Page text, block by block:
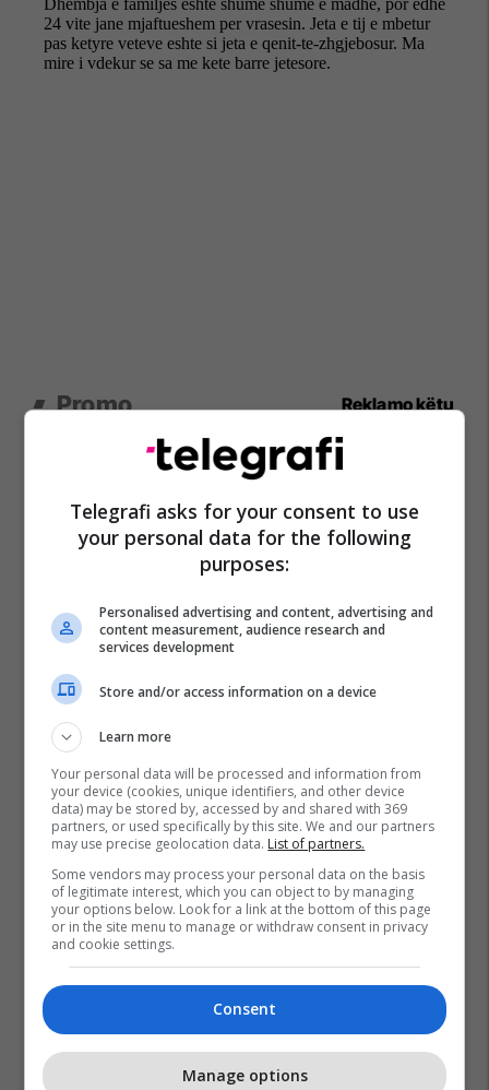
Promo Reklamo këtu
IPKO, Sponsor i Artë i DokuFest
frymëzon gjeneratën e re të
krijuesve
IPKO
Pashtetat MEKA - zgjedhje
praktike për mëngjes, piknik
dhe rrugë
banesë
Banka Ekonomike
Mësoni kujdesin shëndetësor
përmes përvojës praktike me
EduCare
Telegrafi asks for your consent to use
your personal data for the following
purposes:
Personalised advertising and content, advertising and
content measurement, audience research and
services development
Store and/or access information on a device
Learn more
Your personal data will be processed and information from
your device (cookies, unique identifiers, and other device
data) may be stored by, accessed by and shared with 369
partners, or used specifically by this site. We and our partners
may use precise geolocation data. List of partners.
Some vendors may process your personal data on the basis
of legitimate interest, which you can object to by managing
your options below. Look for a link at the bottom of this page
or in the site menu to manage or withdraw consent in privacy
and cookie settings.
Consent
Manage options